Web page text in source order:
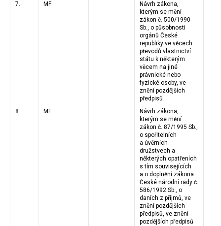
7.
MF
Návrh zákona,
kterým se mění
zákon č. 500/1990
Sb., o působnosti
orgánů České
republiky ve věcech
převodů vlastnictví
státu k některým
věcem na jiné
právnické nebo
fyzické osoby, ve
znění pozdějších
předpisů
8.
MF
Návrh zákona,
kterým se mění
zákon č. 87/1995 Sb.,
o spořitelních
a úvěrních
družstvech a
některých opatřeních
s tím souvisejících
a o doplnění zákona
České národní rady č.
586/1992 Sb., o
daních z příjmů, ve
znění pozdějších
předpisů, ve znění
pozdějších předpisů